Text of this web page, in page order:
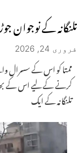
تلنگانہ کے
فروری 24, 2026
ممتا کو اس کے سسرال
کرنے کے لیے اس کے
تلنگانہ کے ایک